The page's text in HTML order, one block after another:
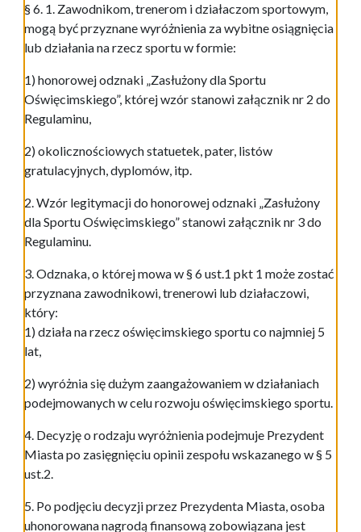
§ 6. 1. Zawodnikom, trenerom i działaczom sportowym,
mogą być przyznane wyróżnienia za wybitne osiągnięcia
lub działania na rzecz sportu w formie:
1) honorowej odznaki „Zasłużony dla Sportu
Oświęcimskiego”, której wzór stanowi załącznik nr 2 do
Regulaminu,
2) okolicznościowych statuetek, pater, listów
gratulacyjnych, dyplomów, itp.
2. Wzór legitymacji do honorowej odznaki „Zasłużony
dla Sportu Oświęcimskiego” stanowi załącznik nr 3 do
Regulaminu.
3. Odznaka, o której mowa w § 6 ust.1 pkt 1 może zostać
przyznana zawodnikowi, trenerowi lub działaczowi,
który:
1) działa na rzecz oświęcimskiego sportu co najmniej 5
lat,
2) wyróżnia się dużym zaangażowaniem w działaniach
podejmowanych w celu rozwoju oświęcimskiego sportu.
4. Decyzję o rodzaju wyróżnienia podejmuje Prezydent
Miasta po zasięgnięciu opinii zespołu wskazanego w § 5
ust.2.
5. Po podjęciu decyzji przez Prezydenta Miasta, osoba
uhonorowana nagrodą finansową zobowiązana jest